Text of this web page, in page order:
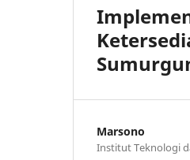
Marsono
Institut Teknologi